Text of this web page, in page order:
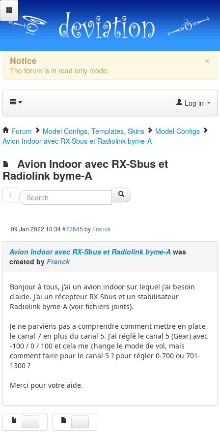
×
Notice
The forum is in read only mode.
Log in
Forum Model Configs, Templates, Skins
Model Configs
Avion Indoor avec RX-Sbus et Radiolink byme-A
Avion Indoor avec RX-Sbus et
Radiolink byme-A
1
09 Jan 2022 10:34#77645 by Franck
Avion Indoor avec RX-Sbus et Radiolink byme-A was
created by Franck
Bonjour à tous, j'ai un avion indoor sur lequel j'ai besoin
d'aide. J'ai un récepteur RX-Sbus et un stabilisateur
Radiolink byme-A (voir fichiers joints).
Je ne parviens pas a comprendre comment mettre en place
le canal 7 en plus du canal 5. J'ai réglé le canal 5 (Gear) avec
-100 / 0 / 100 et cela me change le mode de vol, mais
comment faire pour le canal 5 ? pour régler 0-700 ou 701-
1300 ?
Merci pour votre aide.